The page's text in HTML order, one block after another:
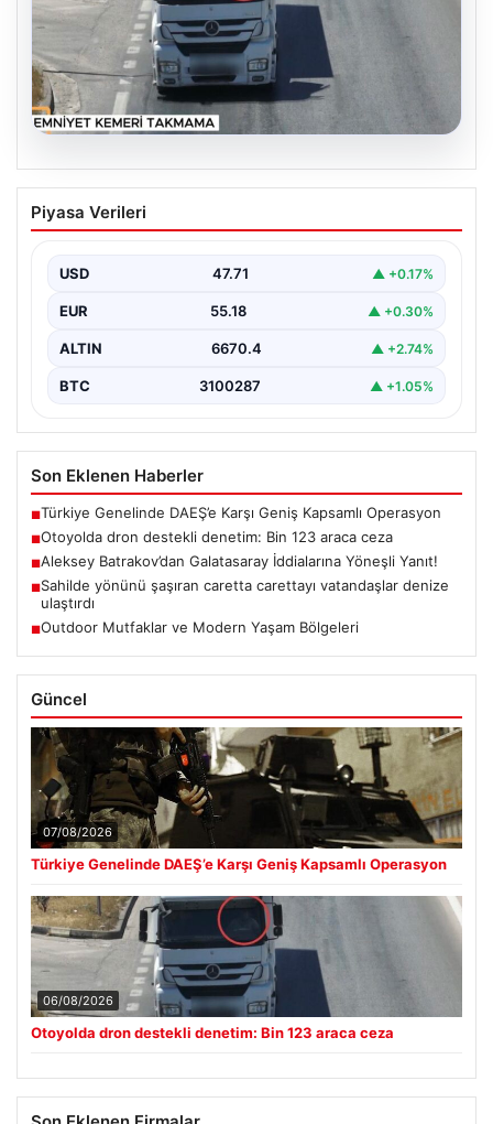
06.08.2026
Otoyolda dron destekli denetim: Bin
123 araca ceza
Piyasa Verileri
USD 47.71 ▲ +0.17%
EUR 55.18 ▲ +0.30%
ALTIN 6670.4 ▲ +2.74%
BTC 3100287 ▲ +1.05%
Son Eklenen Haberler
■Türkiye Genelinde DAEŞ’e Karşı Geniş Kapsamlı Operasyon
■Otoyolda dron destekli denetim: Bin 123 araca ceza
■Aleksey Batrakov’dan Galatasaray İddialarına Yöneşli Yanıt!
■Sahilde yönünü şaşıran caretta carettayı vatandaşlar denize
ulaştırdı
■Outdoor Mutfaklar ve Modern Yaşam Bölgeleri
Güncel
07/08/2026
Türkiye Genelinde DAEŞ’e Karşı Geniş Kapsamlı Operasyon
06/08/2026
Otoyolda dron destekli denetim: Bin 123 araca ceza